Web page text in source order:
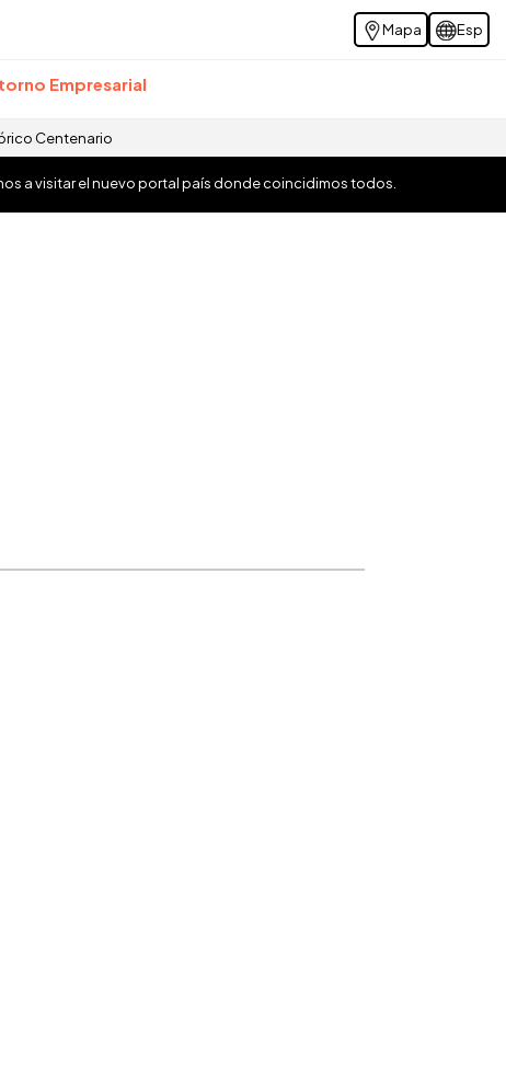
Mapa Esp
Empresarial
Centenario
a visitar el nuevo portal país donde coincidimos todos.